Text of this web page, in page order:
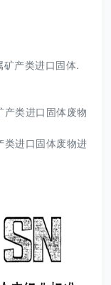
产类进口固体.
类进口固体废物
类进口固体废物进